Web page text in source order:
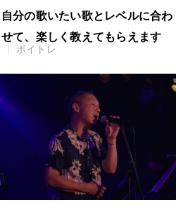
自分の歌いたい歌とレベルに合わ
せて、楽しく教えてもらえます
ボイトレ